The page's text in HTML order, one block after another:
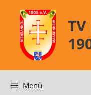
Inhalt
springen
Menü